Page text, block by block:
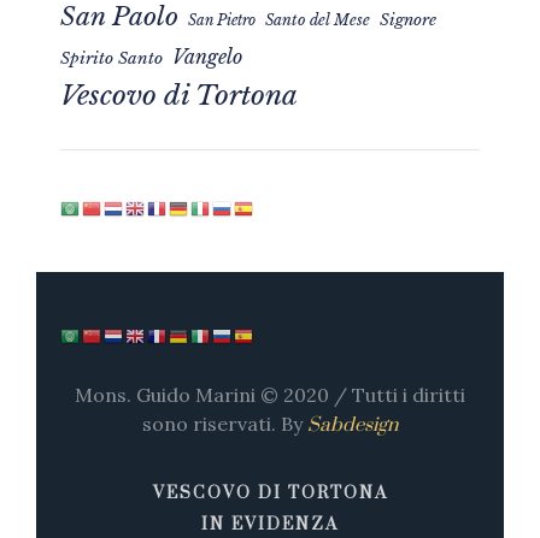
San Paolo San Pietro Santo del Mese Signore
Spirito Santo Vangelo
Vescovo di Tortona
Mons. Guido Marini © 2020 / Tutti i diritti
sono riservati. By Sabdesign
VESCOVO DI TORTONA
IN EVIDENZA